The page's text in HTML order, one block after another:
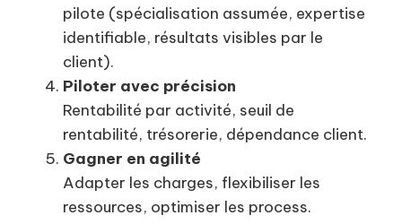
pilote (spécialisation assumée, expertise
identifiable, résultats visibles par le
client).
Piloter avec précision
Rentabilité par activité, seuil de
rentabilité, trésorerie, dépendance client.
Gagner en agilité
Adapter les charges, flexibiliser les
ressources, optimiser les process.